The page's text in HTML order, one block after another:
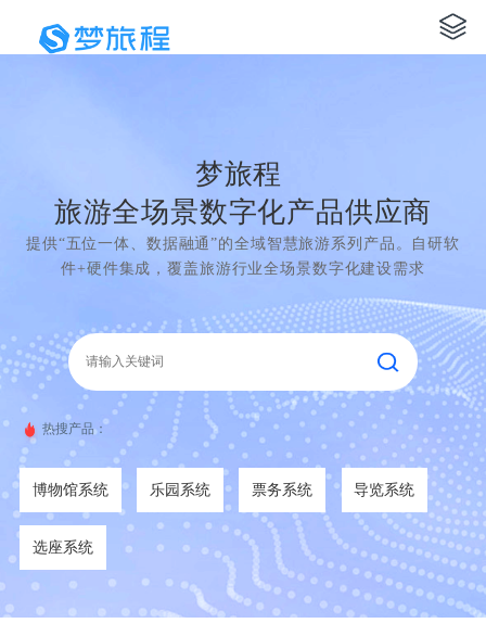
梦旅程
旅游全场景数字化产品供应商
提供“五位一体、数据融通”的全域智慧旅游系列产品。自研软
件+硬件集成，覆盖旅游行业全场景数字化建设需求
热搜产品：
博物馆系统 乐园系统 票务系统 导览系统
选座系统